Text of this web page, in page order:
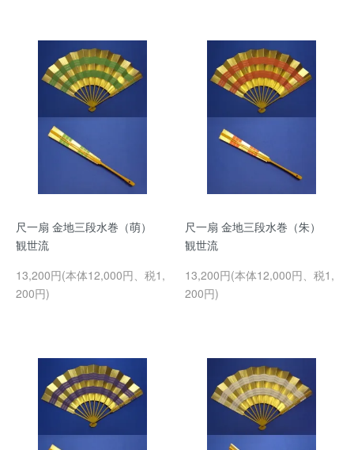
尺一扇 金地三段水巻（萌）
観世流
13,200円(本体12,000円、税1,
200円)
尺一扇 金地三段水巻（朱）
観世流
13,200円(本体12,000円、税1,
200円)